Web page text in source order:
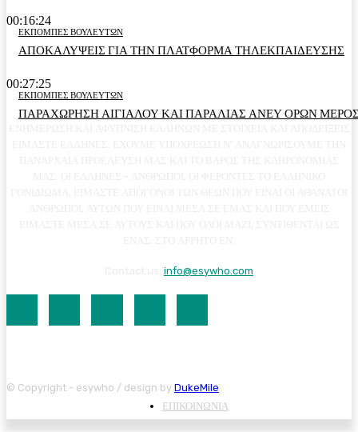
00:16:24
ΕΚΠΟΜΠΕΣ ΒΟΥΛΕΥΤΩΝ
ΑΠΟΚΑΛΥΨΕΙΣ ΓΙΑ ΤΗΝ ΠΛΑΤΦΟΡΜΑ ΤΗΛΕΚΠΑΙΔΕΥΣΗΣ
00:27:25
ΕΚΠΟΜΠΕΣ ΒΟΥΛΕΥΤΩΝ
ΠΑΡΑΧΩΡΗΣΗ ΑΙΓΙΑΛΟΥ ΚΑΙ ΠΑΡΑΛΙΑΣ ΑΝΕΥ ΟΡΩΝ ΜΕΡΟΣ
info@esywho.com
© Copyright - esywho / design by DukeMile
ΕΠΙΚΟΙΝΩΝΙΑ